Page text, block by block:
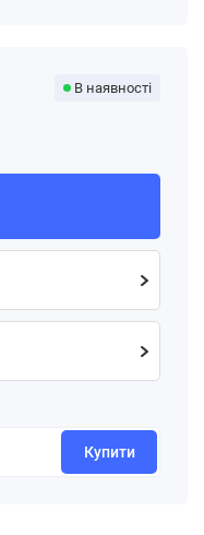
В наявності
Купити